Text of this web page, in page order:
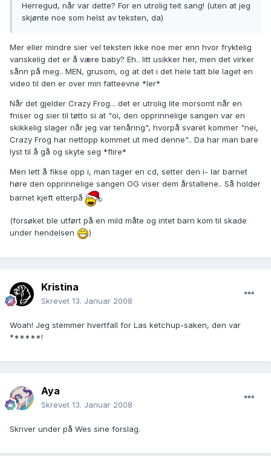
Herregud, når var dette? For en utrolig teit sang! (uten at jeg
skjønte noe som helst av teksten, da)
Mer eller mindre sier vel teksten ikke noe mer enn hvor fryktelig
vanskelig det er å være baby? Eh.. litt usikker her, men det virker
sånn på meg.. MEN, grusom, og at det i det hele tatt ble laget en
video til den er over min fatteevne *ler*
Når det gjelder Crazy Frog... det er utrolig lite morsomt når en
fniser og sier til tøtto si at "oi, den opprinnelige sangen var en
skikkelig slager når jeg var tenåring", hvorpå svaret kommer "nei,
Crazy Frog har nettopp kommet ut med denne".. Da har man bare
lyst til å gå og skyte seg *flire*
Men lett å fikse opp i, man tager en cd, setter den i- lar barnet
høre den opprinnelige sangen OG viser dem årstallene.. Så holder
barnet kjeft etterpå
(forsøket ble utført på en mild måte og intet barn kom til skade
under hendelsen
)
Kristina
Skrevet 13. Januar 2008
Woah! Jeg stemmer hvertfall for Las ketchup-saken, den var
******!
Aya
Skrevet 13. Januar 2008
Skriver under på Wes sine forslag.